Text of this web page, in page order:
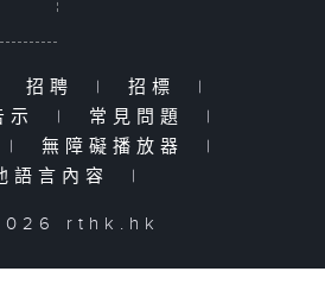
招聘 | 招標
|
示
| 常見問題
|
| 無障礙播放器
|
語言內容
|
rthk.hk